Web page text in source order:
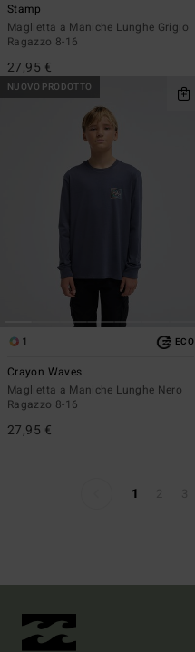
Stamp
Maglietta a Maniche Lunghe Grigio
Ragazzo 8-16
27,95 €
NUOVO PRODOTTO
1 ECO
Crayon Waves
Maglietta a Maniche Lunghe Nero
Ragazzo 8-16
27,95 €
1